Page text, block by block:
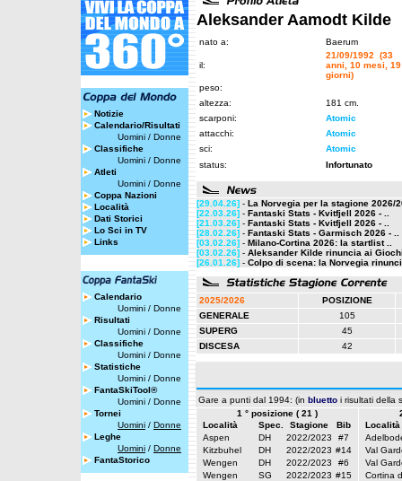
Notizie
Calendario/Risultati
Uomini / Donne
Classifiche
Uomini / Donne
Atleti
Uomini / Donne
Coppa Nazioni
Località
Dati Storici
Lo Sci in TV
Links
Calendario
Uomini / Donne
Risultati
Uomini / Donne
Classifiche
Uomini / Donne
Statistiche
Uomini / Donne
FantaSkiTool®
Uomini / Donne
Tornei
Uomini / Donne
Leghe
Uomini / Donne
FantaStorico
Aleksander Aamodt Kilde
nato a: Baerum
il:
21/09/1992 (33
anni, 10 mesi, 19
giorni)
peso:
altezza:
181 cm.
scarponi:
Atomic
attacchi:
Atomic
sci:
Atomic
status:
Infortunato
[29.04.26] - La Norvegia per la stagione 2026/
[22.03.26] - Fantaski Stats - Kvitfjell 2026 - ..
[21.03.26] - Fantaski Stats - Kvitfjell 2026 - ..
[28.02.26] - Fantaski Stats - Garmisch 2026 - ..
[03.02.26] - Milano-Cortina 2026: la startlist ..
[03.02.26] - Aleksander Kilde rinuncia ai
[26.01.26] - Colpo di scena: la Norvegia
2025/2026
POSIZIONE
GENERALE
105
SUPERG
45
DISCESA
42
Gare a punti dal 1994: (in bluetto i risultati della
1 ° posizione ( 21 )
Località
Spec. Stagione
Bib
Aspen
DH 2022/2023
#7
Kitzbuhel
DH 2022/2023 #14
Wengen
DH 2022/2023
#6
Wengen
SG 2022/2023 #15
Località
Val
Val
Cortina d